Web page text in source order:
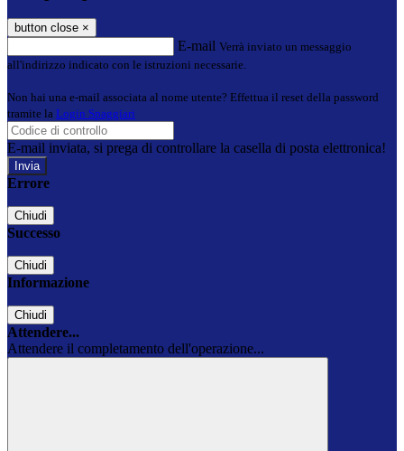
button close ×
E-mail Verrà inviato un messaggio
all'indirizzo indicato con le istruzioni necessarie.
Non hai una e-mail associata al nome utente? Effettua il reset della password
tramite la Login Spaggiari
E-mail inviata, si prega di controllare la casella di posta elettronica!
Errore
Chiudi
Successo
Chiudi
Informazione
Chiudi
Attendere...
Attendere il completamento dell'operazione...